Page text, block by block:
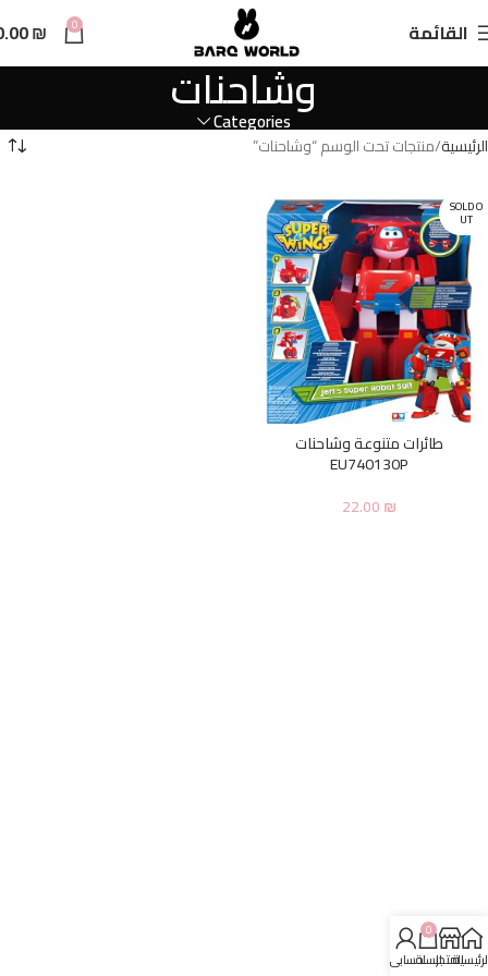
القائمة 0
₪
وشاحنات
Categories
الرئيسية منتجات تحت الوسم “وشاحنات”
SOLD O
UT
طائرات متنوعة وشاحنات
EU740130P
22.00₪
المتجر
0
السلةحسابي